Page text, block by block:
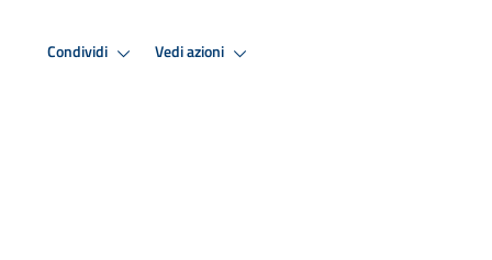
Condividi Vedi azioni